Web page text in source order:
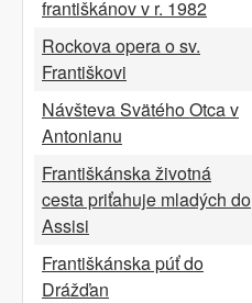
františkánov v r. 1982
Rockova opera o sv.
Františkovi
Návšteva Svätého Otca v
Antonianu
Františkánska životná
cesta priťahuje mladých do
Assisi
Františkánska púť do
Drážďan